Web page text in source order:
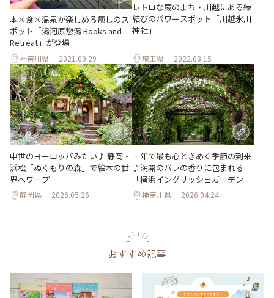
本×食×温泉が楽しめる癒しのス
ポット「湯河原惣湯 Books and
Retreat」が登場
神奈川県 2021.09.29
レトロな蔵のまち・川越にある縁
結びのパワースポット「川越氷川
神社」
埼玉県 2022.08.15
中世のヨーロッパみたい♪ 静岡・
浜松「ぬくもりの森」で絵本の世
界へワープ
静岡県 2026.05.26
一年で最も心ときめく季節の到来
♪満開のバラの香りに包まれる
「横浜イングリッシュガーデン」
神奈川県 2026.04.24
おすすめ記事